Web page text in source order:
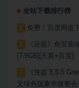
全站下载排行榜
1 免费！百度网盘
2
《还愿》免安装
[7.9GB][天翼+百度]
3
《侠盗飞车5
文绿色版豪华版整